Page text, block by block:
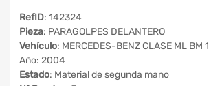
RefID: 142324
Pieza: PARAGOLPES DELANTERO
Vehículo: MERCEDES-BENZ CLASE ML BM
Año: 2004
Estado: Material de segunda mano